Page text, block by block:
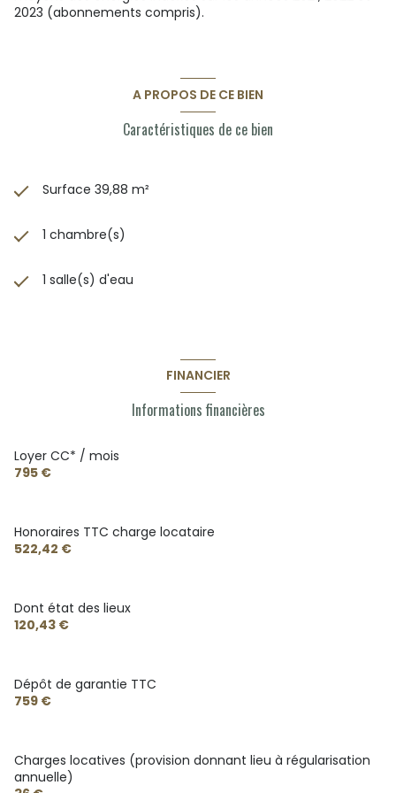
2023 (abonnements compris).
A PROPOS DE CE BIEN
Caractéristiques de ce bien
Surface 39,88 m²
1 chambre(s)
1 salle(s) d'eau
FINANCIER
Informations financières
Loyer CC* / mois
795 €
Honoraires TTC charge locataire
522,42 €
Dont état des lieux
120,43 €
Dépôt de garantie TTC
759 €
Charges locatives (provision donnant lieu à régularisation
annuelle)